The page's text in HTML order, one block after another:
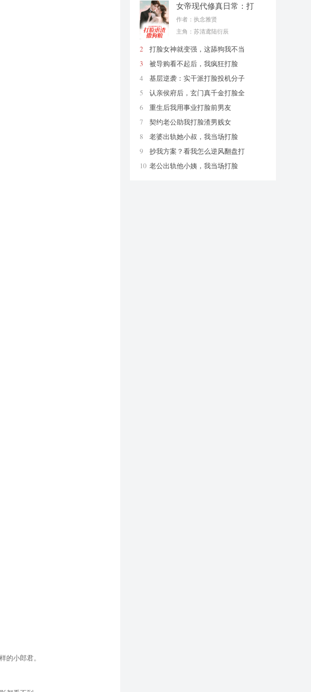
的小郎君。
女帝现代修真日常：打
脸虐渣撒狗粮
作者：执念雅贤
主角：苏清鸢陆衍辰
2
打脸女神就变强，这舔狗我不当
了
爱你老ma
3 被导购看不起后，我疯狂打脸
柚紫汁
4 基层逆袭：实干派打脸投机分子
炭烤切糕
5
认亲侯府后，玄门真千金打脸全
京城
烟幼
6 重生后我用事业打脸前男友
财神爷保佑我发大财哦
7 契约老公助我打脸渣男贱女
无花带雨
8 老婆出轨她小叔，我当场打脸
匿名
9
抄我方案？看我怎么逆风翻盘打
脸
思远方圆
10 老公出轨他小姨，我当场打脸